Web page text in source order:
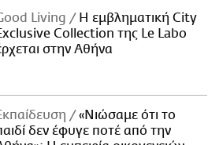
Living
Η εμβληματική City
Collection της Le Labo
στην Αθήνα
«Νιώσαμε ότι το
δεν έφυγε ποτέ από την